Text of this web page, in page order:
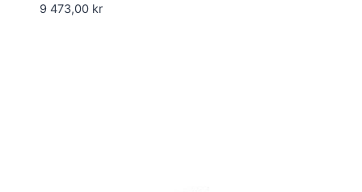
9 473,00 kr